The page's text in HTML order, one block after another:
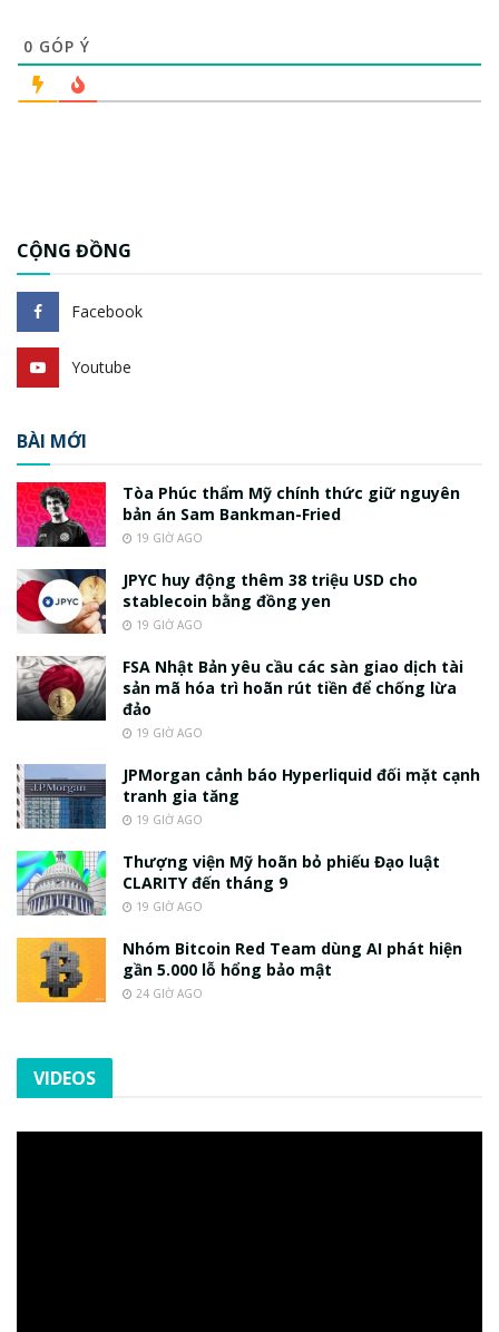
0 GÓP Ý
CỘNG ĐỒNG
Facebook
Youtube
BÀI MỚI
Tòa Phúc thẩm Mỹ chính thức giữ nguyên
bản án Sam Bankman-Fried
19 GIỜ AGO
JPYC huy động thêm 38 triệu USD cho
stablecoin bằng đồng yen
19 GIỜ AGO
FSA Nhật Bản yêu cầu các sàn giao dịch tài
sản mã hóa trì hoãn rút tiền để chống lừa
đảo
19 GIỜ AGO
JPMorgan cảnh báo Hyperliquid đối mặt cạnh
tranh gia tăng
19 GIỜ AGO
Thượng viện Mỹ hoãn bỏ phiếu Đạo luật
CLARITY đến tháng 9
19 GIỜ AGO
Nhóm Bitcoin Red Team dùng AI phát hiện
gần 5.000 lỗ hổng bảo mật
24 GIỜ AGO
VIDEOS